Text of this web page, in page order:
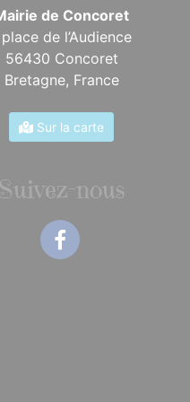
de Concoret
place de l’Audience
56430 Concoret
Bretagne, France
Sur la carte
Suivez-nous